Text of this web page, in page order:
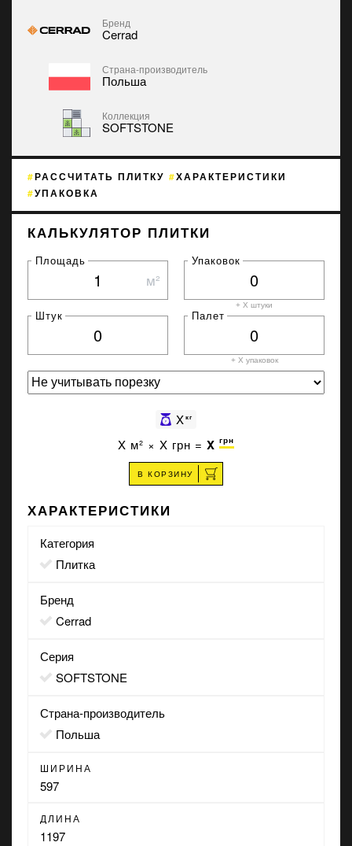
Бренд
Cerrad
Страна-производитель
Польша
Коллекция
SOFTSTONE
РАССЧИТАТЬ ПЛИТКУ
ХАРАКТЕРИСТИКИ
УПАКОВКА
КАЛЬКУЛЯТОР ПЛИТКИ
Площадь
м²
Упаковок
+ X штуки
Штук Палет
+ X упаковок
Xкг
X м² × X грн = X грн
В КОРЗИНУ
ХАРАКТЕРИСТИКИ
Категория
Плитка
Бренд
Cerrad
Серия
SOFTSTONE
Страна-производитель
Польша
ШИРИНА
597
ДЛИНА
1197